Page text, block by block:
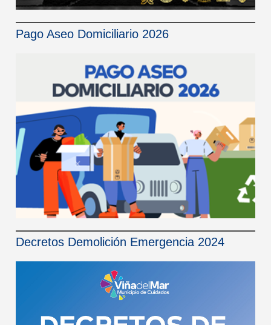
Pago Aseo Domiciliario 2026
Decretos Demolición Emergencia 2024